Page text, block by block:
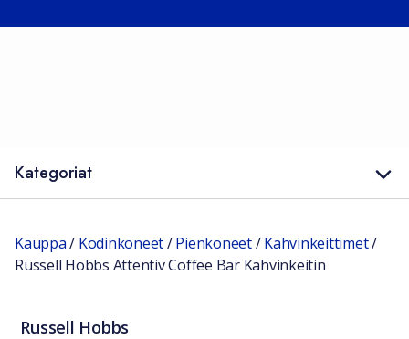
Kategoriat
Kauppa/ Kodinkoneet/Pienkoneet/Kahvinkeittimet/
Russell Hobbs Attentiv Coffee Bar Kahvinkeitin
Russell Hobbs